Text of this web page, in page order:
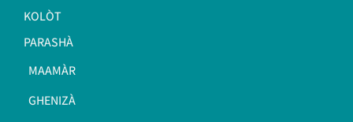
KOLÒT
PARASHÀ
MAAMÀR
GHENIZÀ